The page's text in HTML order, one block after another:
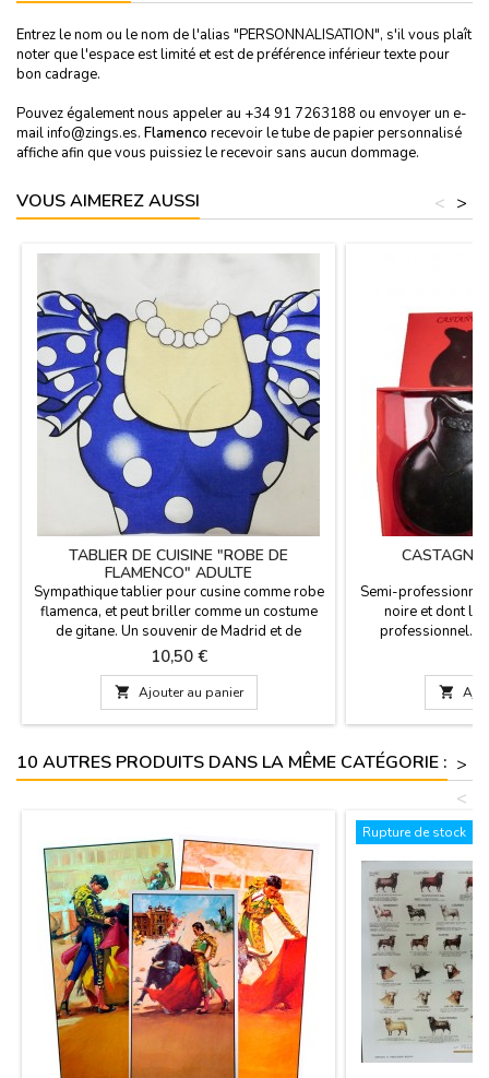
Entrez le nom ou le nom de l'alias "PERSONNALISATION", s'il vous plaît
noter que l'espace est limité et est de préférence inférieur texte pour
bon cadrage.
Pouvez également nous appeler au +34 91 7263188 ou envoyer un e-
mail info@zings.es. Flamenco recevoir le tube de papier personnalisé
affiche afin que vous puissiez le recevoir sans aucun dommage.
VOUS AIMEREZ AUSSI >
<
TABLIER DE CUISINE "ROBE DE
FLAMENCO" ADULTE
Sympathique tablier pour cusine comme robe
flamenca, et peut briller comme un costume
de gitane. Un souvenir de Madrid et de
l'Espagne très drôle. Dimensions: 74 x 61 cm
Composition tissu: 50% coton - 50%
polyester.
Prix
10,50 €
 Ajouter au panier
Semi-
noire et dont le
professionnel.
le flamenco.
d'initiation aux
petit (garçons /
garçons): 8,5 x 6

10 AUTRES PRODUITS DANS LA MÊME CATÉGORIE : >
<
Rupture de stock